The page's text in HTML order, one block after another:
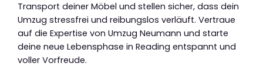
Transport deiner Möbel und stellen sicher, dass dein
Umzug stressfrei und reibungslos verläuft. Vertraue
auf die Expertise von Umzug Neumann und starte
deine neue Lebensphase in Reading entspannt und
voller Vorfreude.